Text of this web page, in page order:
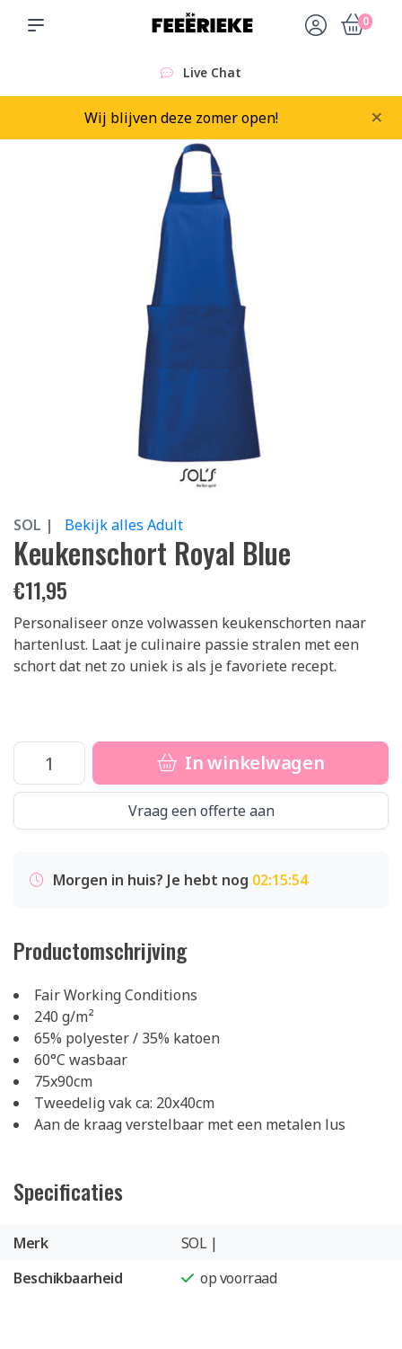
0
Live Chat
Wij blijven deze zomer open! ×
SOL | Bekijk alles Adult
Keukenschort Royal Blue
€11,95
Personaliseer onze volwassen keukenschorten naar
hartenlust. Laat je culinaire passie stralen met een
schort dat net zo uniek is als je favoriete recept.
In winkelwagen
Vraag een offerte aan
Morgen in huis? Je hebt nog 02:15:54
Productomschrijving
Fair Working Conditions
240 g/m²
65% polyester / 35% katoen
60°C wasbaar
75x90cm
Tweedelig vak ca: 20x40cm
Aan de kraag verstelbaar met een metalen lus
Specificaties
Merk
SOL |
Beschikbaarheid
op voorraad